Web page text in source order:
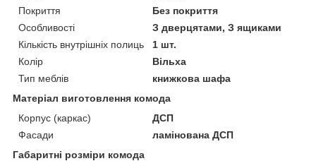
Покриття
Без покриття
Особливості
З дверцятами, З ящиками
Кількість внутрішніх полиць
1 шт.
Колір
Вільха
Тип меблів
книжкова шафа
Матеріал виготовлення комода
Корпус (каркас)
ДСП
Фасади
ламінована ДСП
Габаритні розміри комода